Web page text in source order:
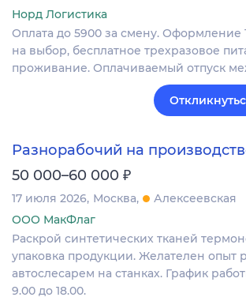
Норд Логистика
Оплата до 5900 за смену. Оформление
на выбор, бесплатное трехразовое
проживание. Оплачиваемый отпуск
Разнорабочий на
50 000–60 000 ₽
17 июля 2026 Москва
Алексеевская
ООО МакФлаг
Раскрой синтетических тканей
упаковка продукции. Желателен опыт
автослесарем на станках. График
9.00 до 18.00.